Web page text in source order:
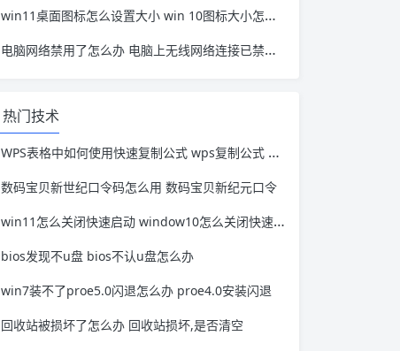
win11桌面图标怎么设置大小 win 10图标大小怎么设置
电脑网络禁用了怎么办 电脑上无线网络连接已禁用怎么办
热门技术
WPS表格中如何使用快速复制公式 wps复制公式 快捷键
数码宝贝新世纪口令码怎么用 数码宝贝新纪元口令
win11怎么关闭快速启动 window10怎么关闭快速启动
bios发现不u盘 bios不认u盘怎么办
win7装不了proe5.0闪退怎么办 proe4.0安装闪退
回收站被损坏了怎么办 回收站损坏,是否清空